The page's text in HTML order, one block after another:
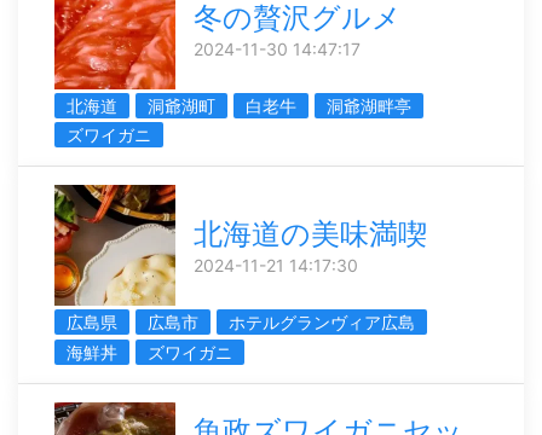
冬の贅沢グルメ
2024-11-30 14:47:17
北海道 洞爺湖町 白老牛
洞爺湖畔亭
ズワイガニ
北海道の美味満喫
2024-11-21 14:17:30
広島県 広島市
ホテルグランヴィア広島
海鮮丼
ズワイガニ